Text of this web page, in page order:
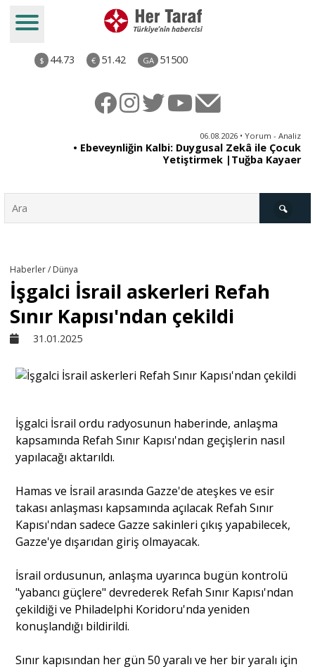
$ 44.73 € 51.42 GA 51500
06.08.2026 • Yorum - Analiz
• Ebeveynliğin Kalbi: Duygusal Zekâ ile Çocuk
Yetiştirmek |Tuğba Kayaer
Derkenar
Ekonomi
Dünya
Yorum - Analiz
Söyleşi
Haberler / Dünya
İşgalci İsrail askerleri Refah
Sınır Kapısı'ndan çekildi
31.01.2025
İşgalci İsrail ordu radyosunun haberinde, anlaşma
kapsamında Refah Sınır Kapısı'ndan geçişlerin nasıl
yapılacağı aktarıldı.
Hamas ve İsrail arasında Gazze'de ateşkes ve esir
takası anlaşması kapsamında açılacak Refah Sınır
Kapısı'ndan sadece Gazze sakinleri çıkış yapabilecek,
Gazze'ye dışarıdan giriş olmayacak.
İsrail ordusunun, anlaşma uyarınca bugün kontrolü
"yabancı güçlere" devrederek Refah Sınır Kapısı'ndan
çekildiği ve Philadelphi Koridoru'nda yeniden
konuşlandığı bildirildi.
Sınır kapısından her gün 50 yaralı ve her bir yaralı için